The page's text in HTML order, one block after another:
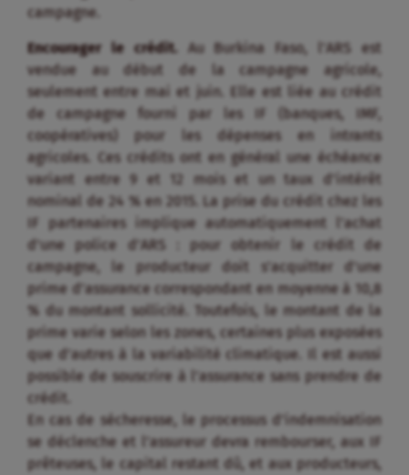
campagne.
Encourager le crédit. Au Burkina Faso, l’ARS est
vendue au début de la campagne agricole,
seulement entre mai et juin. Elle est liée au crédit
de campagne fourni par les IF (banques, IMF,
coopératives) pour les dépenses en intrants
agricoles. Ces crédits ont en général une échéance
variant entre 9 et 12 mois et un taux d’intérêt
nominal de 24 % en 2015. La prise du crédit chez les
IF partenaires implique automatiquement l’achat
d’une police d’ARS : pour obtenir le crédit de
campagne, le producteur doit s’acquitter d’une
prime d’assurance correspondant en moyenne à 10,8
% du montant sollicité. Toutefois, le montant de la
prime varie selon les zones, certaines plus exposées
que d’autres à la variabilité climatique. Il est aussi
possible de souscrire à l’assurance sans prendre de
crédit.
En cas de sécheresse, le processus d’indemnisation
se déclenche et l’assureur devra rembourser, aux IF
prêteuses, le capital restant dû, et aux producteurs,